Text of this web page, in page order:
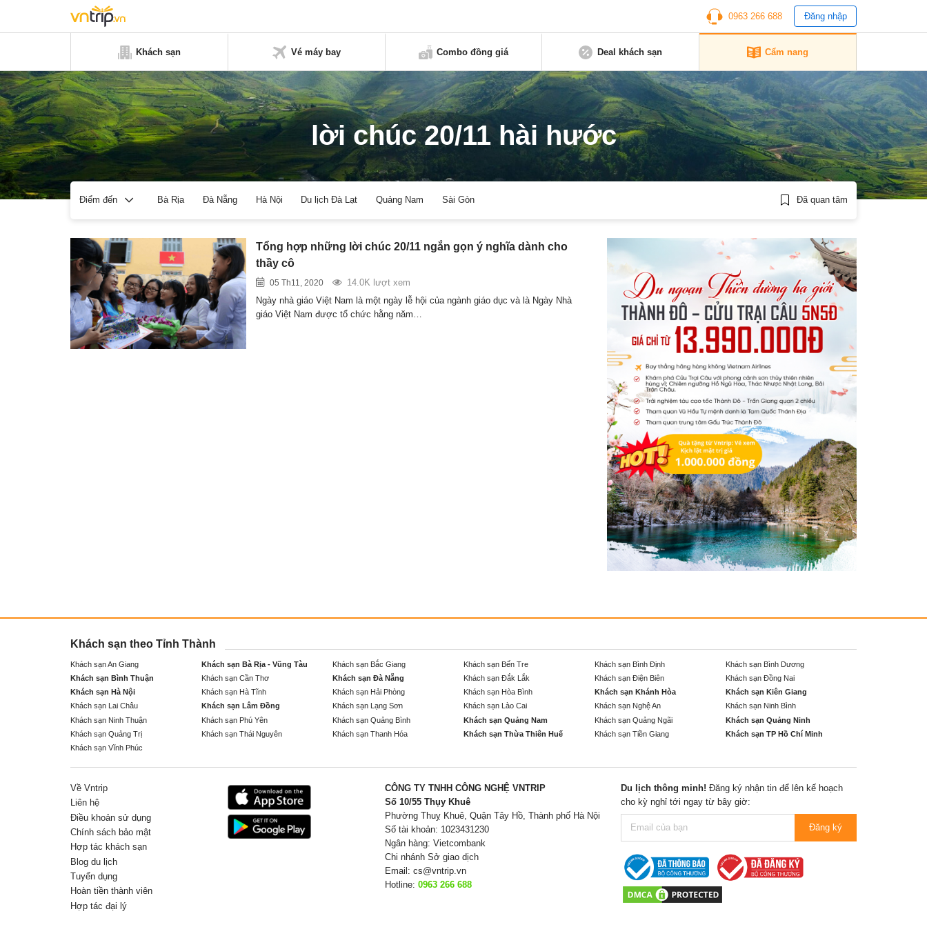
0963 266 688 Đăng nhập
Khách sạn Vé máy bay Combo đồng giá Deal khách sạn Cẩm nang
lời chúc 20/11 hài hước
Điểm đến Bà Rịa Đà Nẵng Hà Nội Du lịch Đà Lạt Quảng Nam Sài Gòn Đã quan tâm
Tổng hợp những lời chúc 20/11 ngắn gọn ý nghĩa dành cho
thầy cô
05 Th11, 2020
14.0K lượt xem
Ngày nhà giáo Việt Nam là một ngày lễ hội của ngành giáo dục và là Ngày Nhà
giáo Việt Nam được tổ chức hằng năm…
Khách sạn theo Tỉnh Thành
Khách sạn An Giang Khách sạn Bà Rịa - Vũng Tàu Khách sạn Bắc Giang Khách sạn Bến Tre Khách sạn Bình Định
Khách sạn Bình Dương
Khách sạn Bình Thuận
Khách sạn Cần Thơ Khách sạn Đà Nẵng Khách sạn Đắk Lắk Khách sạn Điện Biên
Khách sạn Đồng Nai
Khách sạn Hà Nội
Khách sạn Hà Tĩnh Khách sạn Hải Phòng Khách sạn Hòa Bình Khách sạn Khánh Hòa
Khách sạn Kiên Giang
Khách sạn Lai Châu
Khách sạn Lâm Đồng Khách sạn Lạng Sơn Khách sạn Lào Cai Khách sạn Nghệ An
Khách sạn Ninh Bình
Khách sạn Ninh Thuận
Khách sạn Phú Yên Khách sạn Quảng Bình Khách sạn Quảng Nam Khách sạn Quảng Ngãi
Khách sạn Quảng Ninh
Khách sạn Quảng Trị
Khách sạn Thái Nguyên Khách sạn Thanh Hóa Khách sạn Thừa Thiên Huế Khách sạn Tiền Giang
Khách sạn TP Hồ Chí Minh
Khách sạn Vĩnh Phúc
Về Vntrip
Liên hệ
Điều khoản sử dụng
Chính sách bảo mật
Hợp tác khách sạn
Blog du lịch
Tuyển dụng
Hoàn tiền thành viên
Hợp tác đại lý
CÔNG TY TNHH CÔNG NGHỆ VNTRIP
Số 10/55 Thụy Khuê
Phường Thuỵ Khuê, Quận Tây Hồ, Thành phố Hà Nội
Số tài khoản: 1023431230
Ngân hàng: Vietcombank
Chi nhánh Sở giao dịch
Email: cs@vntrip.vn
Hotline: 0963 266 688
Du lịch thông minh! Đăng ký nhận tin để lên kế hoạch
cho kỳ nghỉ tới ngay từ bây giờ:
Đăng ký